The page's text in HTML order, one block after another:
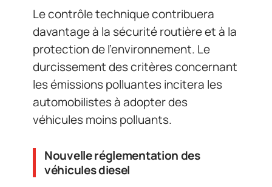
Le contrôle technique contribuera
davantage à la sécurité routière et à la
protection de l’environnement. Le
durcissement des critères concernant
les émissions polluantes incitera les
automobilistes à adopter des
véhicules moins polluants.
Nouvelle réglementation des
véhicules diesel